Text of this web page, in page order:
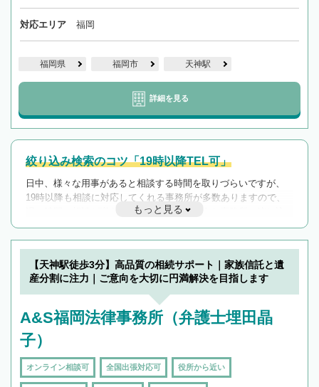
対応エリア 福岡
福岡県 福岡市 天神駅
詳細を見る
絞り込み検索のコツ「19時以降TEL可」
日中、様々な用事があると相談する時間を取りづらいですが、
19時以降も相談に対応してくれる事務所が多数ありますので、
遅い時間の相談が増えそうな場合はそのような事務所に絞り込
んで検索してみましょう。
19時以降TEL可の条件
を加えて再検索
もっと見る
【天神駅徒歩3分】高品質の相続サポート｜家族信託と遺
産分割に注力｜ご意向を大切に円満解決を目指します
A&S福岡法律事務所（弁護士埋田晶
子）
オンライン相談可 全国出張対応可 役所から近い